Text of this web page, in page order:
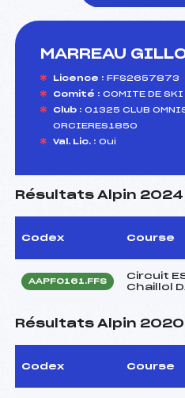
MARREAU
Licence : FFS2657873
Comité : COMITE DE SKI
Club : 01325 CLUB
ORCIERES1850
Val. Lic. : Oui
Résultats Alpin 2024
Codex Course
AAPF0161.FFS
Circuit
Chaillol
Résultats Alpin 2020
Codex Course